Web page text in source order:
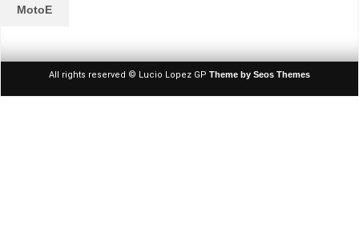
MotoE
All rights reserved © Lucio Lopez GP Theme by Seos Themes